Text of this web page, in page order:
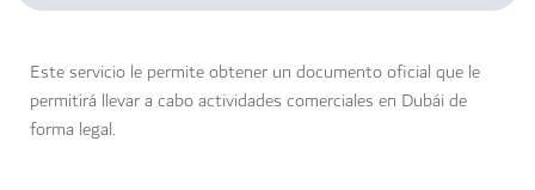
Este servicio le permite obtener un documento oficial que le
permitirá llevar a cabo actividades comerciales en Dubái de
forma legal.